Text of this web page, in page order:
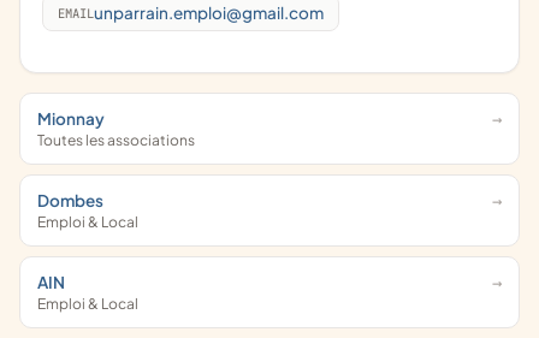
EMAIL unparrain.emploi@gmail.com
Mionnay
Toutes les associations
Dombes
Emploi & Local
AIN
Emploi & Local